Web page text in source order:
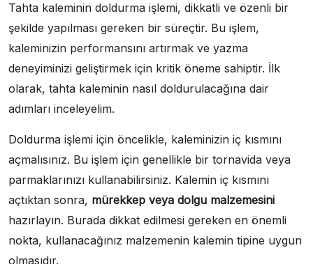
Tahta kaleminin doldurma işlemi, dikkatli ve özenli bir
şekilde yapılması gereken bir süreçtir. Bu işlem,
kaleminizin performansını artırmak ve yazma
deneyiminizi geliştirmek için kritik öneme sahiptir. İlk
olarak, tahta kaleminin nasıl doldurulacağına dair
adımları inceleyelim.
Doldurma işlemi için öncelikle, kaleminizin iç kısmını
açmalısınız. Bu işlem için genellikle bir tornavida veya
parmaklarınızı kullanabilirsiniz. Kalemin iç kısmını
açtıktan sonra, mürekkep veya dolgu malzemesini
hazırlayın. Burada dikkat edilmesi gereken en önemli
nokta, kullanacağınız malzemenin kalemin tipine uygun
olmasıdır.